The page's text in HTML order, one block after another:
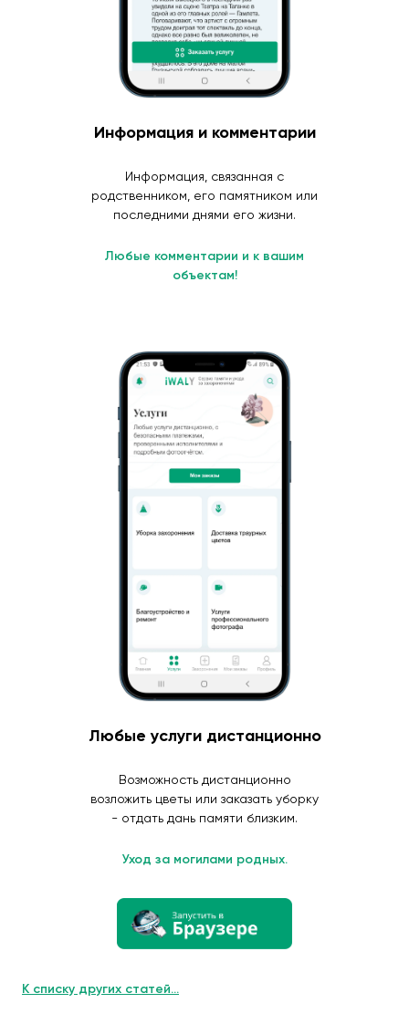
Информация и комментарии
Информация, связанная с
родственником, его памятником или
последними днями его жизни.
Любые комментарии и к вашим
объектам!
Любые услуги дистанционно
Возможность дистанционно
возложить цветы или заказать уборку
- отдать дань памяти близким.
Уход за могилами родных.
К списку других статей...